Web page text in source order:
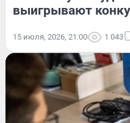
выигрывают
15 июля, 2026, 21:00 1 043